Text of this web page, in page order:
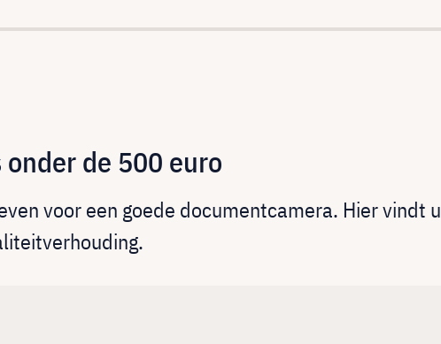
de 500 euro
voor een goede documentcamera. Hier vindt u